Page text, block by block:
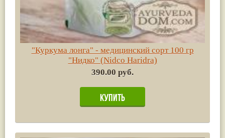
"Куркума лонга" - медицинский сорт 100 гр
"Нидко" (Nidco Haridra)
390.00 руб.